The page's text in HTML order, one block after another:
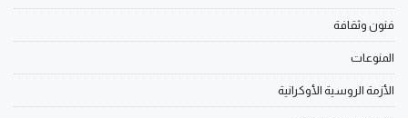
فنون وثقافة
المنوعات
الأزمة الروسية الأوكرانية